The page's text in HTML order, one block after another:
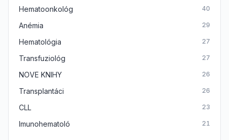
Hematoonkológ 40
Anémia 29
Hematológia 27
Transfuziológ 27
NOVE KNIHY 26
Transplantáci 26
CLL 23
Imunohematoló 21